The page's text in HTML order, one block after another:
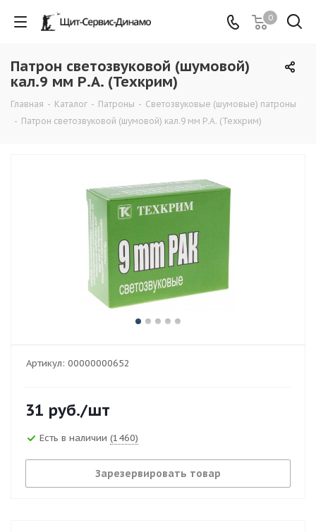
0
Патрон светозвуковой (шумовой)
кал.9 мм Р.А. (Техкрим)
Главная - Каталог - Патроны - Светозвуковые (шумовые) патроны
- Патрон светозвуковой (шумовой) кал.9 мм Р.А. (Техкрим)
Артикул: 00000000652
31 руб./шт
Есть в наличии (1460)
Зарезервировать товар